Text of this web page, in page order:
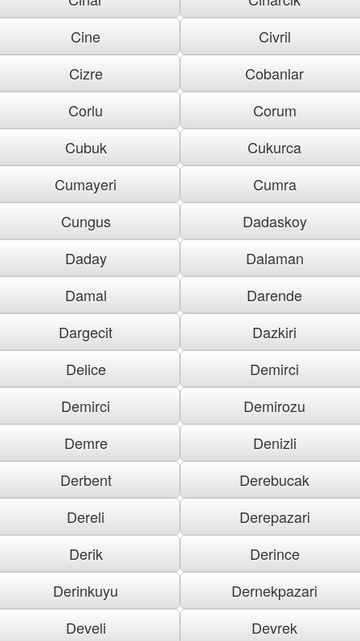
Cine
Civril
Cizre
Cobanlar
Corlu
Corum
Cubuk
Cukurca
Cumayeri
Cumra
Cungus
Dadaskoy
Daday
Dalaman
Damal
Darende
Dargecit
Dazkiri
Delice
Demirci
Demirci
Demirozu
Demre
Denizli
Derbent
Derebucak
Dereli
Derepazari
Derik
Derince
Derinkuyu
Dernekpazari
Develi
Devrek